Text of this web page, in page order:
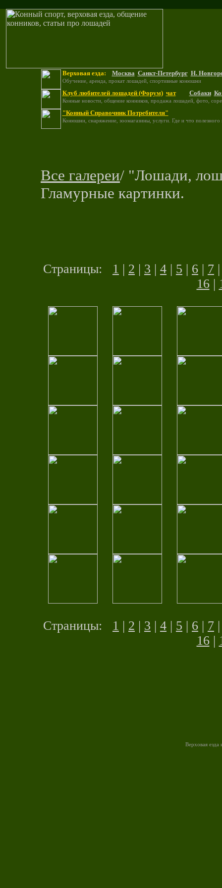
Верховая езда: Москва Санкт-Петербург Н.
Обучение, аренда, прокат лошадей, спортивные конюшни
Клуб любителей лошадей (Форум) чат Собаки
Конные новости, общение конников, продажа лошадей, фото,
"Конный Справочник Потребителя"
Конюшни, снаряжение, зоомагазины, услуги. Где и что полезного
Все галереи/ "Лошади,
Гламурные картинки.
Страницы: 1 | 2 | 3 | 4 | 5 | 6 | 7
16|
Страницы: 1 | 2 | 3 | 4 | 5 | 6 | 7
16|
Верховая